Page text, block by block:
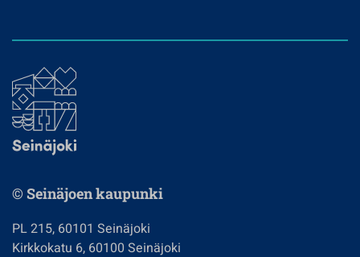
© Seinäjoen kaupunki
PL 215, 60101 Seinäjoki
Kirkkokatu 6, 60100 Seinäjoki